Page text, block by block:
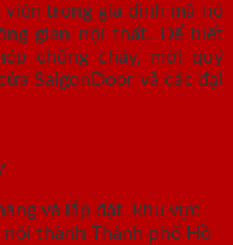
trong gia đình mà nó
gian nội thất. Để biết
chống cháy, mời quý
SaigonDoor và các đại
và lắp đặt khu vực
nội thành Thành phố Hồ